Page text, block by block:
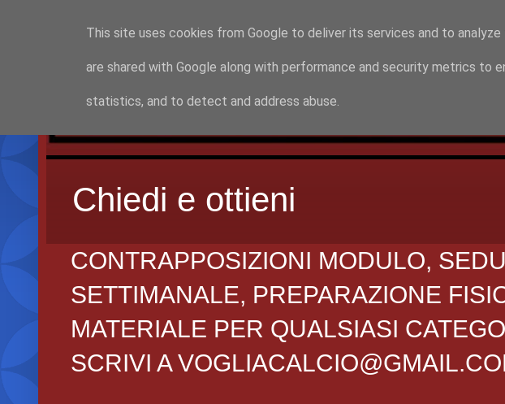
Chiedi e ottieni
CONTRAPPOSIZIONI MODULO,
SETTIMANALE, PREPARAZIONE
MATERIALE PER QUALSIASI
SCRIVI A
This site uses cookies from Google to deliver its services and to
are shared with Google along with performance and security metrics to
statistics, and to detect and address abuse.